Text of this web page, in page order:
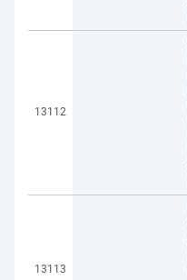
13112
13113